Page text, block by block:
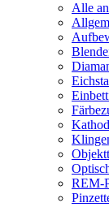
Alle
REM-